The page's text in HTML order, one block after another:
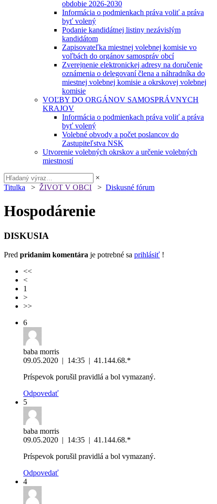
obdobie 2026-2030
Informácia o podmienkach práva voliť a práva
byť volený
Podanie kandidátnej listiny nezávislým
kandidátom
Zapisovateľka miestnej volebnej komisie vo
voľbách do orgánov samospráv obcí
Zverejnenie elektronickej adresy na doručenie
oznámenia o delegovaní člena a náhradníka do
miestnej volebnej komisie a okrskovej volebnej
komisie
VOĽBY DO ORGÁNOV SAMOSPRÁVNYCH
KRAJOV
Informácia o podmienkach práva voliť a práva
byť volený
Volebné obvody a počet poslancov do
Zastupiteľstva NSK
Utvorenie volebných okrskov a určenie volebných
miestností
×
Titulka > ŽIVOT V OBCI > Diskusné fórum
Hospodárenie
DISKUSIA
Pred pridaním komentára je potrebné sa prihlásiť !
<<
<
1
>
>>
6
baba morris
09.05.2020 | 14:35 | 41.144.68.*
Príspevok porušil pravidlá a bol vymazaný.
Odpovedať
5
baba morris
09.05.2020 | 14:35 | 41.144.68.*
Príspevok porušil pravidlá a bol vymazaný.
Odpovedať
4